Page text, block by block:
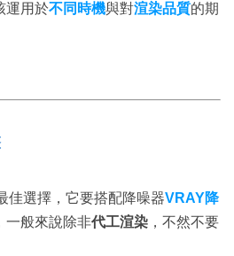
運用於不同時機與對渲染品質的期
佳選擇，它要搭配降噪器VRAY降
一般來說除非代工渲染 ，不然不要